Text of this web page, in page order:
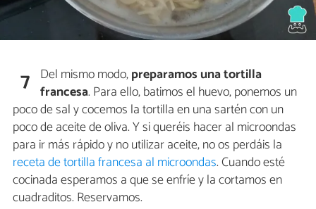
7 Del mismo modo,preparamos una tortilla
francesa. Para ello, batimos el huevo, ponemos un
poco de sal y cocemos la tortilla en una sartén con un
poco de aceite de oliva. Y si queréis hacer al microondas
para ir más rápido y no utilizar aceite, no os perdáis la
receta de tortilla francesa al microondas. Cuando esté
cocinada esperamos a que se enfríe y la cortamos en
cuadraditos. Reservamos.